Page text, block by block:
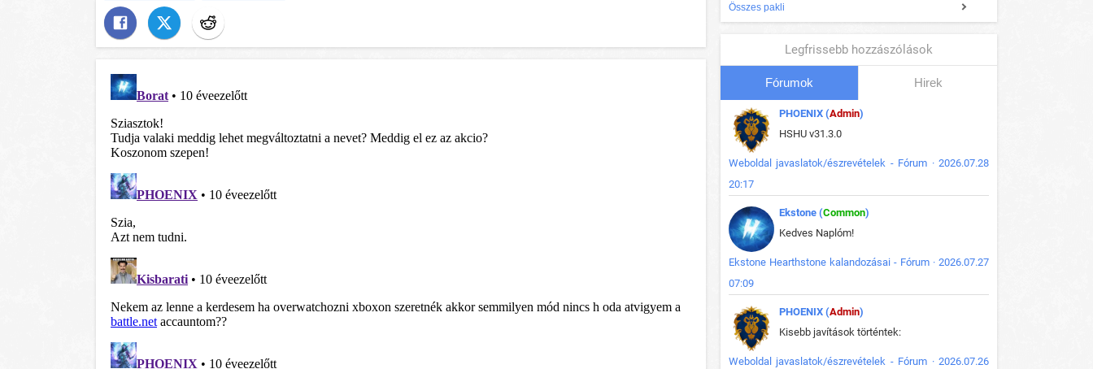
Összes pakli
Legfrissebb hozzászólások
Fórumok Hirek
PHOENIX (Admin)
HSHU v31.3.0
Weboldal javaslatok/észrevételek - Fórum · 2026.07.28
20:17
Ekstone (Common)
Kedves Naplóm!
Ekstone Hearthstone kalandozásai - Fórum · 2026.07.27
07:09
PHOENIX (Admin)
Kisebb javítások történtek:
Weboldal javaslatok/észrevételek - Fórum · 2026.07.26